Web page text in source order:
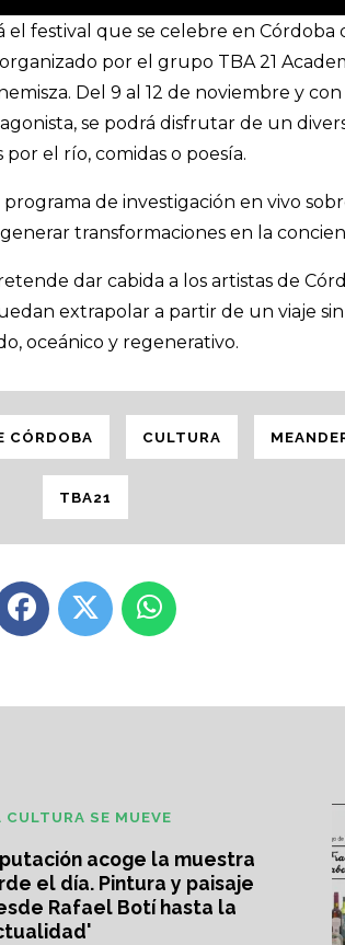
el festival que se celebre en Córdoba
por el grupo TBA 21
Del 9 al 12 de noviembre y con
se podrá disfrutar de un
el río, comidas o poesía.
de investigación en vivo
transformaciones en la
dar cabida a los artistas de
extrapolar a partir de un viaje
oceánico y regenerativo.
CÓRDOBA CULTURA
TBA21
acoge la muestra
el día. Pintura y paisaje
Rafael Botí hasta la
CULTURA SE MUEVE